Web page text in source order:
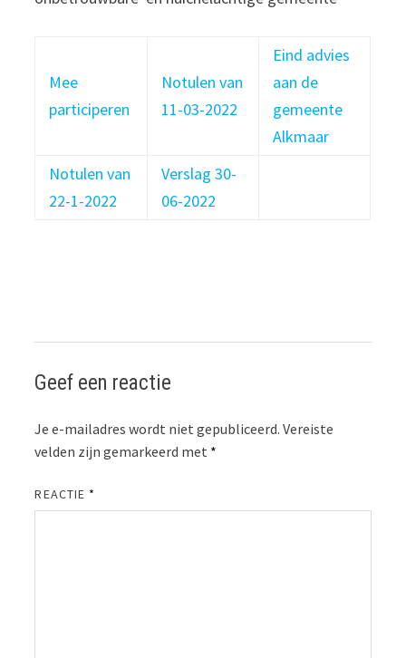
Mee
participeren
Notulen van
11-03-2022
Eind advies
aan de
gemeente
Alkmaar
Notulen van
22-1-2022
Verslag 30-
06-2022
Geef een reactie
Je e-mailadres wordt niet gepubliceerd. Vereiste
velden zijn gemarkeerd met *
REACTIE *